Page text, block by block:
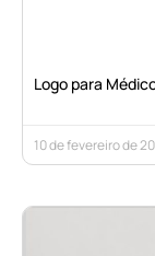
Logo para
10 de fevereiro de